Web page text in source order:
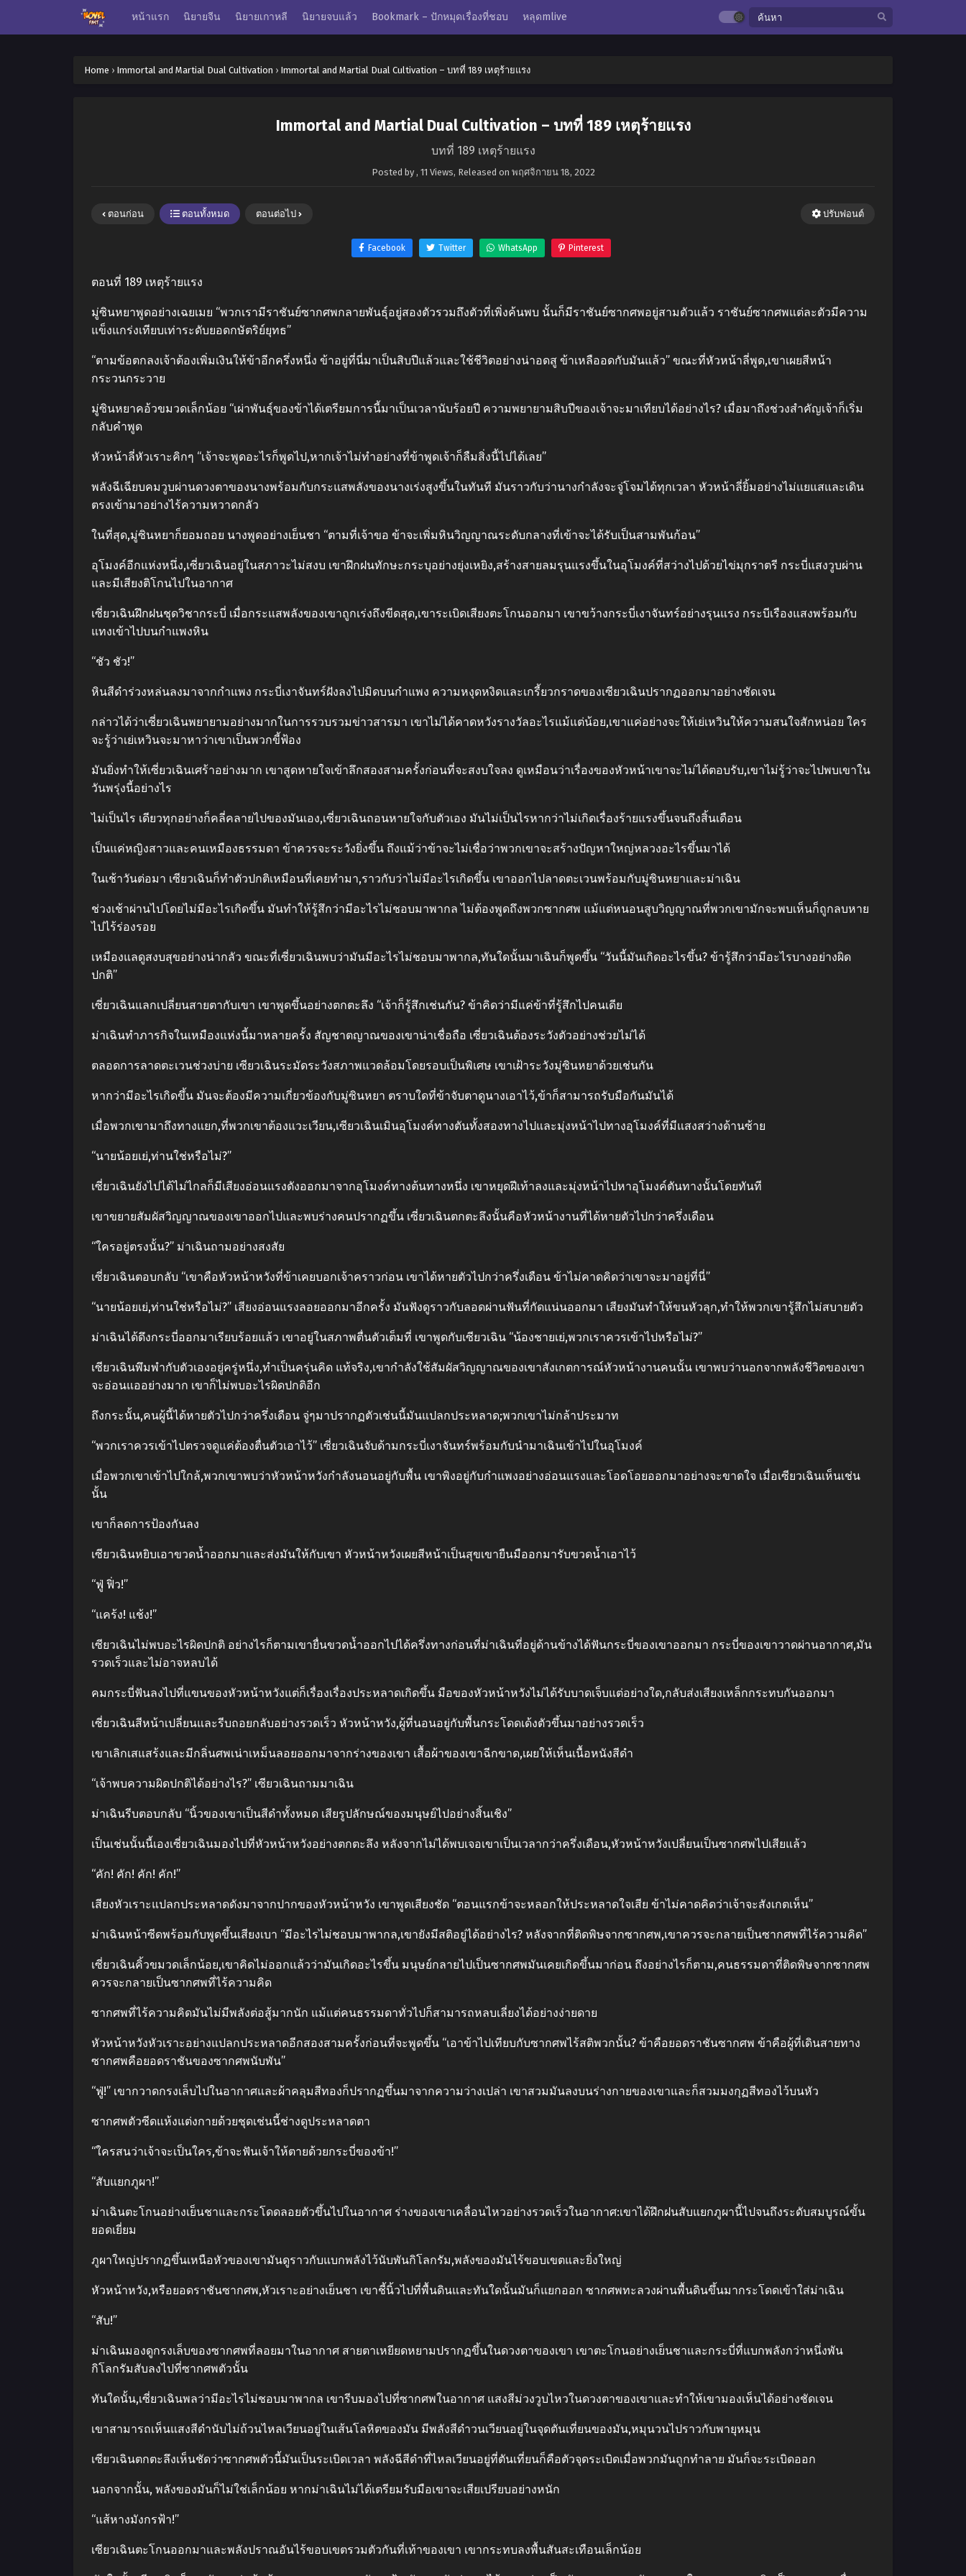
หน้าแรก นิยายจีน นิยายเกาหลี นิยายจบแล้ว Bookmark – ปักหมุดเรื่องที่ชอบ หลุดmlive
Home › Immortal and Martial Dual Cultivation › Immortal and Martial Dual Cultivation – บทที่ 189 เหตุร้ายแรง
Immortal and Martial Dual Cultivation – บทที่ 189 เหตุร้ายแรง
บทที่ 189 เหตุร้ายแรง
Posted by , 11 Views, Released on พฤศจิกายน 18, 2022
ตอนก่อน ตอนทั้งหมด ตอนต่อไป ปรับฟอนต์
Facebook Twitter WhatsApp Pinterest
ตอนที่ 189 เหตุร้ายแรง
มู่ซินหยาพูดอย่างเฉยเมย “พวกเรามีราชันย์ซากศพกลายพันธุ์อยู่สองตัวรวมถึงตัวที่เพิ่งค้นพบ นั้นก็มีราชันย์ซากศพอยู่สามตัวแล้ว ราชันย์ซากศพแต่ละตัวมีความ
แข็งแกร่งเทียบเท่าระดับยอดกษัตริย์ยุทธ”
“ตามข้อตกลงเจ้าต้องเพิ่มเงินให้ข้าอีกครึ่งหนึ่ง ข้าอยู่ที่นี่มาเป็นสิบปีแล้วและใช้ชีวิตอย่างน่าอดสู ข้าเหลืออดกับมันแล้ว” ขณะที่หัวหน้าลี่พูด,เขาเผยสีหน้า
กระวนกระวาย
มู่ซินหยาคอ้วขมวดเล็กน้อย “เผ่าพันธุ์ของข้าได้เตรียมการนี้มาเป็นเวลานับร้อยปี ความพยายามสิบปีของเจ้าจะมาเทียบได้อย่างไร? เมื่อมาถึงช่วงสําคัญเจ้าก็เริ่ม
กลับคําพูด
หัวหน้าลี่หัวเราะคิกๆ “เจ้าจะพูดอะไรก็พูดไป,หากเจ้าไม่ทําอย่างที่ข้าพูดเจ้าก็ลืมสิ่งนี้ไปได้เลย”
พลังฉีเฉียบคมวูบผ่านดวงตาของนางพร้อมกับกระแสพลังของนางเร่งสูงขึ้นในทันที มันราวกับว่านางกําลังจะจู่โจมได้ทุกเวลา หัวหน้าลี่ยิ้มอย่างไม่แยแสและเดิน
ตรงเข้ามาอย่างไร้ความหวาดกลัว
ในที่สุด,มู่ซินหยาก็ยอมถอย นางพูดอย่างเย็นชา “ตามที่เจ้าขอ ข้าจะเพิ่มหินวิญญาณระดับกลางที่เข้าจะได้รับเป็นสามพันก้อน”
อุโมงค์อีกแห่งหนึ่ง,เซี่ยวเฉินอยู่ในสภาวะไม่สงบ เขาฝึกฝนทักษะกระบุอย่างยุ่งเหยิง,สร้างสายลมรุนแรงขึ้นในอุโมงค์ที่สว่างไปด้วยไข่มุกราตรี กระบี่แสงวูบผ่าน
และมีเสียงติโกนไปในอากาศ
เซี่ยวเฉินฝึกฝนชุดวิชากระบี่ เมื่อกระแสพลังของเขาถูกเร่งถึงขีดสุด,เขาระเบิดเสียงตะโกนออกมา เขาขว้างกระบี่เงาจันทร์อย่างรุนแรง กระบีเรืองแสงพร้อมกับ
แทงเข้าไปบนกําแพงหิน
“ชัว ชัว!”
หินสีดําร่วงหล่นลงมาจากกําแพง กระบี่เงาจันทร์ฝังลงไปมิดบนกําแพง ความหงุดหงิดและเกรี้ยวกราดของเซียวเฉินปรากฏออกมาอย่างชัดเจน
กล่าวได้ว่าเซี่ยวเฉินพยายามอย่างมากในการรวบรวมข่าวสารมา เขาไม่ได้คาดหวังรางวัลอะไรแม้แต่น้อย,เขาแค่อย่างจะให้เย่เหวินให้ความสนใจสักหน่อย ใคร
จะรู้ว่าเย่เหวินจะมาหาว่าเขาเป็นพวกขี้ฟ้อง
มันยิ่งทําให้เซี่ยวเฉินเศร้าอย่างมาก เขาสูดหายใจเข้าลึกสองสามครั้งก่อนที่จะสงบใจลง ดูเหมือนว่าเรื่องของหัวหน้าเขาจะไม่ได้ตอบรับ,เขาไม่รู้ว่าจะไปพบเขาใน
วันพรุ่งนี้อย่างไร
ไม่เป็นไร เดียวทุกอย่างก็คลี่คลายไปของมันเอง,เซี่ยวเฉินถอนหายใจกับตัวเอง มันไม่เป็นไรหากว่าไม่เกิดเรื่องร้ายแรงขึ้นจนถึงสิ้นเดือน
เป็นแค่หญิงสาวและคนเหมืองธรรมดา ข้าควรจะระวังยิ่งขึ้น ถึงแม้ว่าข้าจะไม่เชื่อว่าพวกเขาจะสร้างปัญหาใหญ่หลวงอะไรขึ้นมาได้
ในเช้าวันต่อมา เซียวเฉินก็ทําตัวปกติเหมือนที่เคยทํามา,ราวกับว่าไม่มีอะไรเกิดขึ้น เขาออกไปลาดตะเวนพร้อมกับมู่ซินหยาและม่าเฉิน
ช่วงเช้าผ่านไปโดยไม่มีอะไรเกิดขึ้น มันทําให้รู้สึกว่ามีอะไรไม่ชอบมาพากล ไม่ต้องพูดถึงพวกซากศพ แม้แต่หนอนสูบวิญญาณที่พวกเขามักจะพบเห็นก็ถูกลบหาย
ไปไร้ร่องรอย
เหมืองแลดูสงบสุขอย่างน่ากลัว ขณะที่เซี่ยวเฉินพบว่ามันมีอะไรไม่ชอบมาพากล,ทันใดนั้นมาเฉินก็พูดขึ้น “วันนี้มันเกิดอะไรขึ้น? ข้ารู้สึกว่ามีอะไรบางอย่างผิด
ปกติ”
เซี่ยวเฉินแลกเปลี่ยนสายตากับเขา เขาพูดขึ้นอย่างตกตะลึง “เจ้าก็รู้สึกเช่นกัน? ข้าคิดว่ามีแค่ข้าที่รู้สึกไปคนเดีย
ม่าเฉินทําภารกิจในเหมืองแห่งนี้มาหลายครั้ง สัญชาตญาณของเขาน่าเชื่อถือ เซี่ยวเฉินต้องระวังตัวอย่างช่วยไม่ได้
ตลอดการลาดตะเวนช่วงบ่าย เซียวเฉินระมัดระวังสภาพแวดล้อมโดยรอบเป็นพิเศษ เขาเฝ้าระวังมู่ซินหยาด้วยเช่นกัน
หากว่ามีอะไรเกิดขึ้น มันจะต้องมีความเกี่ยวข้องกับมู่ซินหยา ตราบใดที่ข้าจับตาดูนางเอาไว้,ข้าก็สามารถรับมือกันมันได้
เมื่อพวกเขามาถึงทางแยก,ที่พวกเขาต้องแวะเวียน,เซียวเฉินเมินอุโมงค์ทางตันทั้งสองทางไปและมุ่งหน้าไปทางอุโมงค์ที่มีแสงสว่างด้านซ้าย
“นายน้อยเย่,ท่านใช่หรือไม่?”
เซี่ยวเฉินยังไปได้ไม่ไกลก็มีเสียงอ่อนแรงดังออกมาจากอุโมงค์ทางต้นทางหนึ่ง เขาหยุดฝีเท้าลงและมุ่งหน้าไปหาอุโมงค์ตันทางนั้นโดยทันที
เขาขยายสัมผัสวิญญาณของเขาออกไปและพบร่างคนปรากฏขึ้น เซี่ยวเฉินตกตะลึงนั้นคือหัวหน้างานที่ได้หายตัวไปกว่าครึ่งเดือน
“ใครอยู่ตรงนั้น?” ม่าเฉินถามอย่างสงสัย
เซี่ยวเฉินตอบกลับ “เขาคือหัวหน้าหวังที่ข้าเคยบอกเจ้าคราวก่อน เขาได้หายตัวไปกว่าครึ่งเดือน ข้าไม่คาดคิดว่าเขาจะมาอยู่ที่นี่”
“นายน้อยเย่,ท่านใช่หรือไม่?” เสียงอ่อนแรงลอยออกมาอีกครั้ง มันฟังดูราวกับลอดผ่านฟันที่กัดแน่นออกมา เสียงมันทําให้ขนหัวลุก,ทําให้พวกเขารู้สึกไม่สบายตัว
ม่าเฉินได้ดึงกระบี่ออกมาเรียบร้อยแล้ว เขาอยู่ในสภาพตื่นตัวเต็มที่ เขาพูดกับเซียวเฉิน “น้องชายเย่,พวกเราควรเข้าไปหรือไม่?”
เซียวเฉินพึมพํากับตัวเองอยู่ครู่หนึ่ง,ทําเป็นครุ่นคิด แท้จริง,เขากําลังใช้สัมผัสวิญญาณของเขาสังเกตการณ์หัวหน้างานคนนั้น เขาพบว่านอกจากพลังชีวิตของเขา
จะอ่อนแออย่างมาก เขาก็ไม่พบอะไรผิดปกติอีก
ถึงกระนั้น,คนผู้นี้ได้หายตัวไปกว่าครึ่งเดือน จู่ๆมาปรากฏตัวเช่นนี้มันแปลกประหลาด;พวกเขาไม่กล้าประมาท
“พวกเราควรเข้าไปตรวจดูแค่ต้องตื่นตัวเอาไว้” เซี่ยวเฉินจับด้ามกระบี่เงาจันทร์พร้อมกับนํามาเฉินเข้าไปในอุโมงค์
เมื่อพวกเขาเข้าไปใกล้,พวกเขาพบว่าหัวหน้าหวังกําลังนอนอยู่กับพื้น เขาพิงอยู่กับกําแพงอย่างอ่อนแรงและโอดโอยออกมาอย่างจะขาดใจ เมื่อเซียวเฉินเห็นเช่น
นั้น
เขาก็ลดการป้องกันลง
เซียวเฉินหยิบเอาขวดน้ำออกมาและส่งมันให้กับเขา หัวหน้าหวังเผยสีหน้าเป็นสุขเขายืนมืออกมารับขวดน้ำเอาไว้
“ฟู่ ฟิ่ว!”
“แคร้ง! แช้ง!”
เซียวเฉินไม่พบอะไรผิดปกติ อย่างไรก็ตามเขายื่นขวดน้ำออกไปได้ครึ่งทางก่อนที่ม่าเฉินที่อยู่ด้านข้างได้ฟันกระบี่ของเขาออกมา กระบี่ของเขาวาดผ่านอากาศ,มัน
รวดเร็วและไม่อาจหลบได้
คมกระบี่ฟันลงไปที่แขนของหัวหน้าหวังแต่ก็เรื่องเรื่องประหลาดเกิดขึ้น มือของหัวหน้าหวังไม่ได้รับบาดเจ็บแต่อย่างใด,กลับส่งเสียงเหล็กกระทบกันออกมา
เซี่ยวเฉินสีหน้าเปลี่ยนและรีบถอยกลับอย่างรวดเร็ว หัวหน้าหวัง,ผู้ที่นอนอยู่กับพื้นกระโดดเด้งตัวขึ้นมาอย่างรวดเร็ว
เขาเลิกเสแสร้งและมีกลิ่นศพเน่าเหม็นลอยออกมาจากร่างของเขา เสื้อผ้าของเขาฉีกขาด,เผยให้เห็นเนื้อหนังสีดํา
“เจ้าพบความผิดปกติได้อย่างไร?” เซียวเฉินถามมาเฉิน
ม่าเฉินรีบตอบกลับ “นิ้วของเขาเป็นสีดําทั้งหมด เสียรูปลักษณ์ของมนุษย์ไปอย่างสิ้นเชิง”
เป็นเช่นนั้นนี้เองเซี่ยวเฉินมองไปที่หัวหน้าหวังอย่างตกตะลึง หลังจากไม่ได้พบเจอเขาเป็นเวลากว่าครึ่งเดือน,หัวหน้าหวังเปลี่ยนเป็นซากศพไปเสียแล้ว
“คัก! คัก! คัก! คัก!”
เสียงหัวเราะแปลกประหลาดดังมาจากปากของหัวหน้าหวัง เขาพูดเสียงชัด “ตอนแรกข้าจะหลอกให้ประหลาดใจเสีย ข้าไม่คาดคิดว่าเจ้าจะสังเกตเห็น”
ม่าเฉินหน้าซีดพร้อมกับพูดขึ้นเสียงเบา “มีอะไรไม่ชอบมาพากล,เขายังมีสติอยู่ได้อย่างไร? หลังจากที่ติดพิษจากซากศพ,เขาควรจะกลายเป็นซากศพที่ไร้ความคิด”
เซี่ยวเฉินคิ้วขมวดเล็กน้อย,เขาคิดไม่ออกแล้วว่ามันเกิดอะไรขึ้น มนุษย์กลายไปเป็นซากศพมันเคยเกิดขึ้นมาก่อน ถึงอย่างไรก็ตาม,คนธรรมดาที่ติดพิษจากซากศพ
ควรจะกลายเป็นซากศพที่ไร้ความคิด
ซากศพที่ไร้ความคิดมันไม่มีพลังต่อสู้มากนัก แม้แต่คนธรรมดาทั่วไปก็สามารถหลบเลี่ยงได้อย่างง่ายดาย
หัวหน้าหวังหัวเราะอย่างแปลกประหลาดอีกสองสามครั้งก่อนที่จะพูดขึ้น “เอาข้าไปเทียบกับซากศพไร้สติพวกนั้น? ข้าคือยอดราชันซากศพ ข้าคือผู้ที่เดินสายทาง
ซากศพคือยอดราชันของซากศพนับพัน”
“ฟู่!” เขากวาดกรงเล็บไปในอากาศและผ้าคลุมสีทองก็ปรากฏขึ้นมาจากความว่างเปล่า เขาสวมมันลงบนร่างกายของเขาและก็สวมมงกุฏสีทองไว้บนหัว
ซากศพตัวซีดแห้งแต่งกายด้วยชุดเช่นนี้ช่างดูประหลาดตา
“ใครสนว่าเจ้าจะเป็นใคร,ข้าจะฟันเจ้าให้ตายด้วยกระบี่ของข้า!”
“สับแยกภูผา!”
ม่าเฉินตะโกนอย่างเย็นชาและกระโดดลอยตัวขึ้นไปในอากาศ ร่างของเขาเคลื่อนไหวอย่างรวดเร็วในอากาศ:เขาได้ฝึกฝนสับแยกภูผานี้ไปจนถึงระดับสมบูรณ์ขั้น
ยอดเยี่ยม
ภูผาใหญ่ปรากฏขึ้นเหนือหัวของเขามันดูราวกับแบกพลังไว้นับพันกิโลกรัม,พลังของมันไร้ขอบเขตและยิ่งใหญ่
หัวหน้าหวัง,หรือยอดราชันซากศพ,หัวเราะอย่างเย็นชา เขาชี้นิ้วไปที่พื้นดินและทันใดนั้นมันก็แยกออก ซากศพทะลวงผ่านพื้นดินขึ้นมากระโดดเข้าใส่ม่าเฉิน
“สับ!”
ม่าเฉินมองดูกรงเล็บของซากศพที่ลอยมาในอากาศ สายตาเหยียดหยามปรากฏขึ้นในดวงตาของเขา เขาตะโกนอย่างเย็นชาและกระบี่ที่แบกพลังกว่าหนึ่งพัน
กิโลกรัมสับลงไปที่ซากศพตัวนั้น
ทันใดนั้น,เซี่ยวเฉินพลว่ามีอะไรไม่ชอบมาพากล เขารีบมองไปที่ซากศพในอากาศ แสงสีม่วงวูบไหวในดวงตาของเขาและทําให้เขามองเห็นได้อย่างชัดเจน
เขาสามารถเห็นแสงสีดํานับไม่ถ้วนไหลเวียนอยู่ในเส้นโลหิตของมัน มีพลังสีดําวนเวียนอยู่ในจุดตันเที่ยนของมัน,หมุนวนไปราวกับพายุหมุน
เซียวเฉินตกตะลึงเห็นชัดว่าซากศพตัวนี้มันเป็นระเบิดเวลา พลังฉีสีดําที่ไหลเวียนอยู่ที่ตันเที่ยนก็คือตัวจุดระเบิดเมื่อพวกมันถูกทําลาย มันก็จะระเบิดออก
นอกจากนั้น, พลังของมันก็ไม่ใช่เล็กน้อย หากม่าเฉินไม่ได้เตรียมรับมือเขาจะเสียเปรียบอย่างหนัก
“แส้หางมังกรฟ้า!”
เซียวเฉินตะโกนออกมาและพลังปราณอันไร้ขอบเขตรวมตัวกันที่เท้าของเขา เขากระทบลงพื้นสันสะเทือนเล็กน้อย